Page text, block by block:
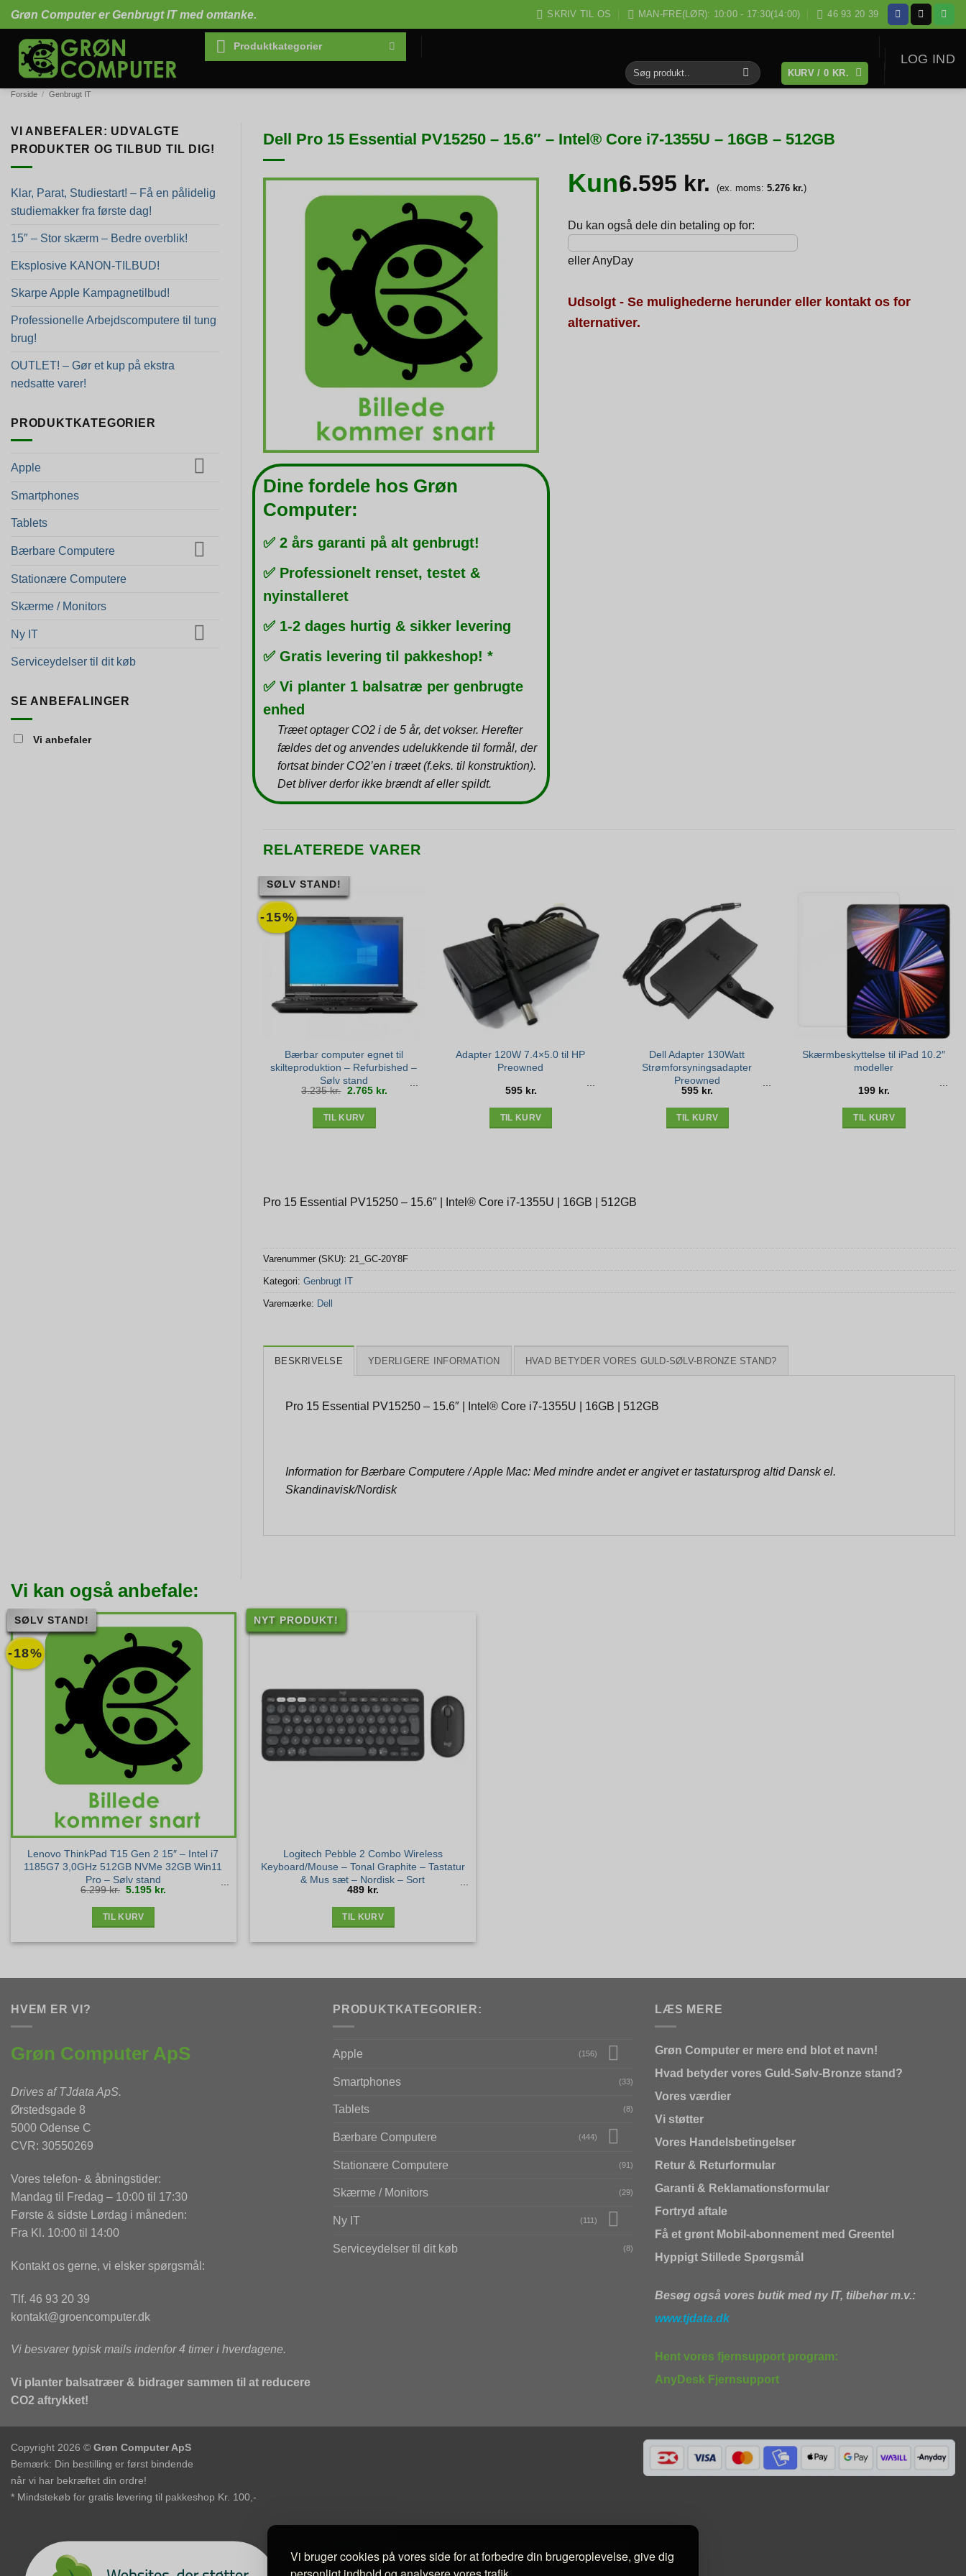
Vi bruger cookies på vores side for at forbedre din brugeroplevelse, give dig
Fortsæt
til
indhold
Grøn Computer er Genbrugt IT med omtanke. SKRIV TIL OS MAN-FRE(LØR): 10:00 - 17:30(14:00) 46 93 20 39
Produktkategorier
Søg
efter:
KURV /0 KR.
LOG IND
Forside / Genbrugt IT
VI ANBEFALER: UDVALGTE
PRODUKTER OG TILBUD TIL DIG!
Klar, Parat, Studiestart! – Få en pålidelig
studiemakker fra første dag!
15″ – Stor skærm – Bedre overblik!
Eksplosive KANON-TILBUD!
Skarpe Apple Kampagnetilbud!
Professionelle Arbejdscomputere til tung
brug!
OUTLET! – Gør et kup på ekstra
nedsatte varer!
PRODUKTKATEGORIER
Apple
Smartphones
Tablets
Bærbare Computere
Stationære Computere
Skærme / Monitors
Ny IT
Serviceydelser til dit køb
SE ANBEFALINGER
Vi anbefaler
Dell Pro 15 Essential PV15250 – 15.6″ – Intel® Core i7-1355U – 16GB – 512GB
Dine fordele hos Grøn
Computer:
✅ 2 års garanti på alt genbrugt!
✅ Professionelt renset, testet &
nyinstalleret
✅ 1-2 dages hurtig & sikker levering
✅ Gratis levering til pakkeshop! *
✅ Vi planter 1 balsatræ per genbrugte
enhed
Træet optager CO2 i de 5 år, det vokser. Herefter
fældes det og anvendes udelukkende til formål, der
fortsat binder CO2’en i træet (f.eks. til konstruktion).
Det bliver derfor ikke brændt af eller spildt.
Kun:6.595 kr. (ex. moms:5.276 kr.)
Du kan også dele din betaling op for:
ellerAnyDay
Udsolgt - Se mulighederne herunder eller kontakt os for
alternativer.
RELATEREDE VARER
-15%
SØLV STAND!
Bærbar computer egnet til
skilteproduktion – Refurbished –
Sølv stand
3.235kr. Den
oprindelige
pris
2.765 kr.aktuelle
pris
TIL KURV
Adapter 120W 7.4×5.0 til HP
Preowned
595 kr.
TIL KURV
Dell Adapter 130Watt
Strømforsyningsadapter
Preowned
595 kr.
TIL KURV
Skærmbeskyttelse til iPad 10.2″
modeller
199 kr.
TIL KURV
Pro 15 Essential PV15250 – 15.6″ | Intel® Core i7-1355U | 16GB | 512GB
Varenummer (SKU): 21_GC-20Y8F
Kategori: Genbrugt IT
Varemærke: Dell
BESKRIVELSE YDERLIGERE INFORMATION HVAD BETYDER VORES GULD-SØLV-BRONZE STAND?
Pro 15 Essential PV15250 – 15.6″ | Intel® Core i7-1355U | 16GB | 512GB
Information for Bærbare Computere / Apple Mac: Med mindre andet er angivet er tastatursprog altid Dansk el.
Skandinavisk/Nordisk
Vi kan også anbefale:
-18%
SØLV STAND!
Lenovo ThinkPad T15 Gen 2 15″ – Intel i7
1185G7 3,0GHz 512GB NVMe 32GB Win11
Pro – Sølv stand
6.299kr. Den
oprindelige
pris
5.195 kr.
TIL KURV
NYT PRODUKT!
Logitech Pebble 2 Combo Wireless
Keyboard/Mouse – Tonal Graphite – Tastatur
& Mus sæt – Nordisk – Sort
489 kr.
TIL KURV
HVEM ER VI?
Grøn Computer ApS
Drives afTJdata ApS.
Ørstedsgade 8
5000 Odense C
CVR: 30550269
Vores telefon- & åbningstider:
Mandag til Fredag – 10:00 til 17:30
Første & sidste Lørdag i måneden:
Fra Kl. 10:00 til 14:00
Kontakt os gerne, vi elsker spørgsmål:
Tlf. 46 93 20 39
kontakt@groencomputer.dk
Vi besvarer typisk mails indenfor 4 timer i hverdagene.
Vi planter balsatræer & bidrager sammen til at reducere
CO2 aftrykket!
PRODUKTKATEGORIER:
Apple (156)
Smartphones (33)
Tablets (8)
Bærbare Computere (444)
Stationære Computere (91)
Skærme / Monitors (29)
Ny IT (111)
Serviceydelser til dit køb (8)
LÆS MERE
Grøn Computer er mere end blot et navn!
Hvad betyder vores Guld-Sølv-Bronze stand?
Vores værdier
Vi støtter
Vores Handelsbetingelser
Retur & Returformular
Garanti & Reklamationsformular
Fortryd aftale
Få et grønt Mobil-abonnement med Greentel
Hyppigt Stillede Spørgsmål
Besøg også vores butik med ny IT, tilbehør m.v.:
www.tjdata.dk
Hent vores fjernsupport program:
AnyDesk Fjernsupport
Copyright 2026 © Grøn Computer ApS
Bemærk: Din bestilling er først bindende
når vi har bekræftet din ordre!
* Mindstekøb for gratis levering til pakkeshop Kr. 100,-